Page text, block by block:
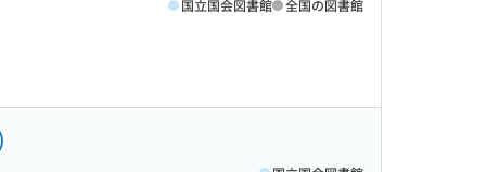
国立国会図書館 全国の図書館